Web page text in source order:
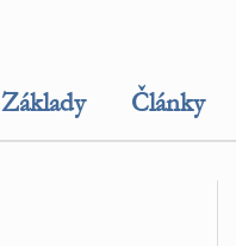
Základy Články